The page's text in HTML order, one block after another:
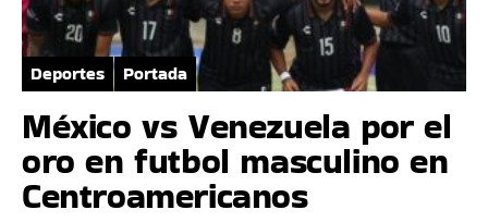
Deportes Portada
México vs Venezuela por el
oro en futbol masculino en
Centroamericanos